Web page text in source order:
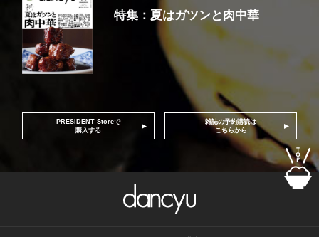
特集：夏はガツンと肉中華
PRESIDENT Storeで
購入する
雑誌の予約購読は
こちらから